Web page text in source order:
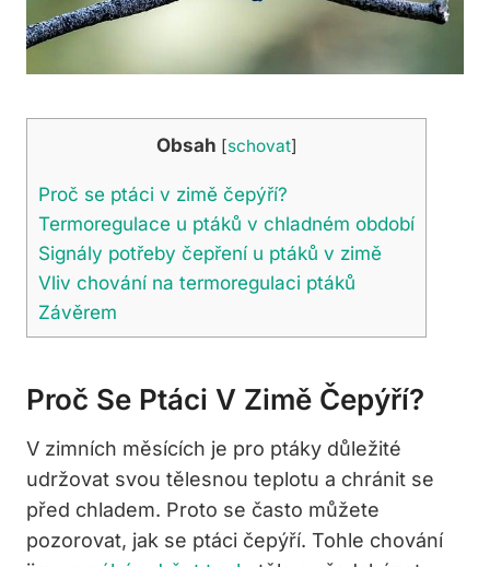
Obsah [schovat]
Proč se ptáci v zimě čepýří?
Termoregulace u ptáků v chladném období
Signály potřeby čepření u ptáků v zimě
Vliv chování na termoregulaci ptáků
Závěrem
Proč Se Ptáci V Zimě Čepýří?
V zimních měsících je pro ptáky důležité
udržovat svou tělesnou teplotu a chránit se
před chladem. Proto se často můžete
pozorovat, jak se ptáci čepýří. Tohle chování